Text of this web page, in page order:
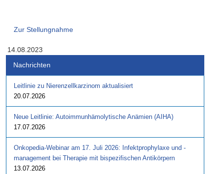
Zur Stellungnahme
14.08.2023
Nachrichten
Leitlinie zu Nierenzellkarzinom aktualisiert
20.07.2026
Neue Leitlinie: Autoimmunhämolytische Anämien (AIHA)
17.07.2026
Onkopedia-Webinar am 17. Juli 2026: Infektprophylaxe und -
management bei Therapie mit bispezifischen Antikörpern
13.07.2026